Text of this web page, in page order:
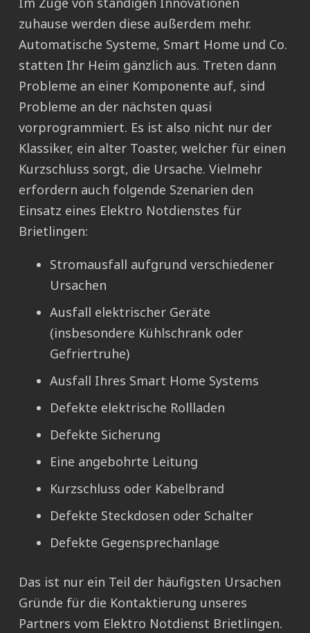
zuhause werden diese außerdem mehr.
Automatische Systeme, Smart Home und Co.
statten Ihr Heim gänzlich aus. Treten dann
Probleme an einer Komponente auf, sind
Probleme an der nächsten quasi
vorprogrammiert. Es ist also nicht nur der
Klassiker, ein alter Toaster, welcher für einen
Kurzschluss sorgt, die Ursache. Vielmehr
erfordern auch folgende Szenarien den
Einsatz eines Elektro Notdienstes für
Brietlingen:
Stromausfall aufgrund verschiedener
Ursachen
Ausfall elektrischer Geräte
(insbesondere Kühlschrank oder
Gefriertruhe)
Ausfall Ihres Smart Home Systems
Defekte elektrische Rollladen
Defekte Sicherung
Eine angebohrte Leitung
Kurzschluss oder Kabelbrand
Defekte Steckdosen oder Schalter
Defekte Gegensprechanlage
Das ist nur ein Teil der häufigsten Ursachen
Gründe für die Kontaktierung unseres
Partners vom Elektro Notdienst Brietlingen.